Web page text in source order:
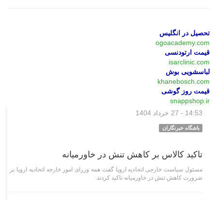
تحصیل در انگلیس
ogoacademy.com
قیمت ارتودنسی
isarclinic.com
لباسشویی بوش
khanebosch.com
قیمت روز گوشی
snappshop.ir
14:53 - 27 خرداد 1404
باشگاه خبرنگاران
تاکید کالاس بر کاهش تنش در خاورمیانه
مسئول سیاست خارجی اتحادیه اروپا گفت همه وزرای امور خارجه اتحادیه اروپا بر
ضرورت کاهش تنش در خاورمیانه تاکید کردند.